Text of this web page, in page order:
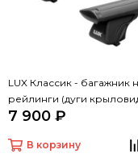
LUX Классик - багажник
рейлинги (дуги
черные, 1,2м)
7 900 ₽
В корзину